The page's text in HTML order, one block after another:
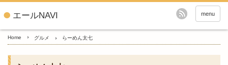
エールNAVI menu
Home グルメ らーめん太七